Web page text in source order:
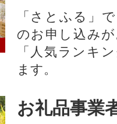
「さとふる」
のお申し込み
「人気ランキ
ます。
お礼品事業